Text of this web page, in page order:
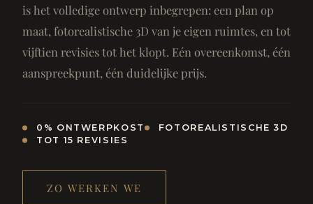
is het volledige ontwerp inbegrepen: een plan op
maat, fotorealistische 3D van je eigen ruimtes, en tot
vijftien revisies tot het klopt. Eén overeenkomst, één
aanspreekpunt, één duidelijke prijs.
0% ONTWERPKOST
FOTOREALISTISCHE 3D
TOT 15 REVISIES
ZO WERKEN WE